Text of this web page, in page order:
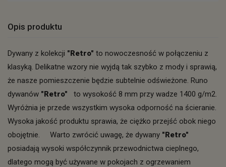
Opis produktu
Dywany z kolekcji "Retro" to nowoczesność w połączeniu z
klasyką. Delikatne wzory nie wyjdą tak szybko z mody i sprawią,
że nasze pomieszczenie będzie subtelnie odświeżone. Runo
dywanów "Retro"
to wysokość 8 mm przy wadze 1400 g/m2.
Wyróżnia je przede wszystkim wysoka odporność na ścieranie.
Wysoka jakość produktu sprawia, że ciężko przejść obok niego
obojętnie. Warto zwrócić uwagę, że dywany "Retro"
posiadają wysoki współczynnik przewodnictwa cieplnego,
dlatego mogą być używane w pokojach z ogrzewaniem